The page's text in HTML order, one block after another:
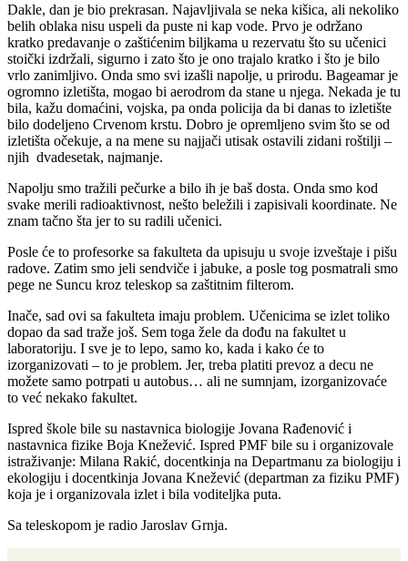
Dakle, dan je bio prekrasan. Najavljivala se neka kišica, ali nekoliko
belih oblaka nisu uspeli da puste ni kap vode. Prvo je održano
kratko predavanje o zaštićenim biljkama u rezervatu što su učenici
stoički izdržali, sigurno i zato što je ono trajalo kratko i što je bilo
vrlo zanimljivo. Onda smo svi izašli napolje, u prirodu. Bageamar je
ogromno izletišta, mogao bi aerodrom da stane u njega. Nekada je tu
bila, kažu domaćini, vojska, pa onda policija da bi danas to izletište
bilo dodeljeno Crvenom krstu. Dobro je opremljeno svim što se od
izletišta očekuje, a na mene su najjači utisak ostavili zidani roštilji –
njih dvadesetak, najmanje.
Napolju smo tražili pečurke a bilo ih je baš dosta. Onda smo kod
svake merili radioaktivnost, nešto beležili i zapisivali koordinate. Ne
znam tačno šta jer to su radili učenici.
Posle će to profesorke sa fakulteta da upisuju u svoje izveštaje i pišu
radove. Zatim smo jeli sendviče i jabuke, a posle tog posmatrali smo
pege ne Suncu kroz teleskop sa zaštitnim filterom.
Inače, sad ovi sa fakulteta imaju problem. Učenicima se izlet toliko
dopao da sad traže još. Sem toga žele da dođu na fakultet u
laboratoriju. I sve je to lepo, samo ko, kada i kako će to
izorganizovati – to je problem. Jer, treba platiti prevoz a decu ne
možete samo potrpati u autobus… ali ne sumnjam, izorganizovaće
to već nekako fakultet.
Ispred škole bile su nastavnica biologije Jovana Rađenović i
nastavnica fizike Boja Knežević. Ispred PMF bile su i organizovale
istraživanje: Milana Rakić, docentkinja na Departmanu za biologiju i
ekologiju i docentkinja Jovana Knežević (departman za fiziku PMF)
koja je i organizovala izlet i bila voditeljka puta.
Sa teleskopom je radio Jaroslav Grnja.